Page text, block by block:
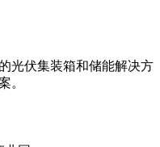
光伏集装箱和储能解决方
。